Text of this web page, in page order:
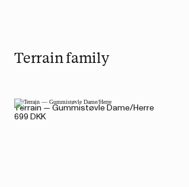
Terrain family
Terrain — Gummistøvle Dame/Herre
699 DKK